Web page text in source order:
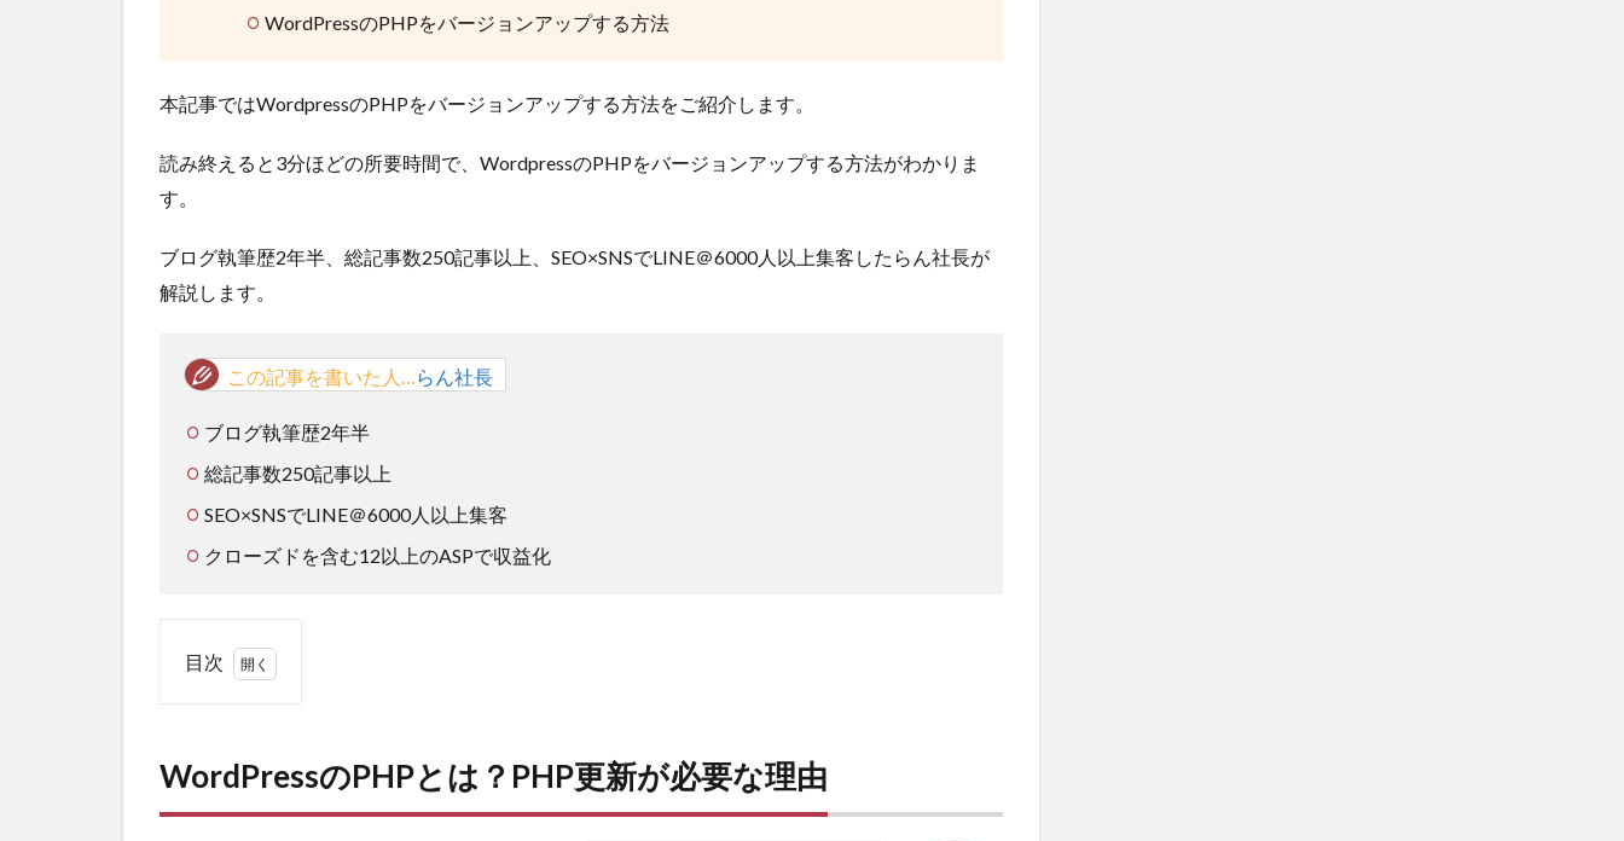
WordPressのPHPをバージョンアップする方法
本記事ではWordpressのPHPをバージョンアップする方法をご紹介します。
読み終えると3分ほどの所要時間で、WordpressのPHPをバージョンアップする方法がわかりま
す。
ブログ執筆歴2年半、総記事数250記事以上、SEO×SNSでLINE＠6000人以上集客したらん社長が
解説します。
この記事を書いた人… らん社長
ブログ執筆歴2年半
総記事数250記事以上
SEO×SNSでLINE＠6000人以上集客
クローズドを含む12以上のASPで収益化
目次
は？PHP更
WordPressのPHPとは？PHP更新が必要な理由